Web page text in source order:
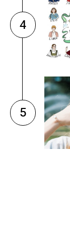
4
5